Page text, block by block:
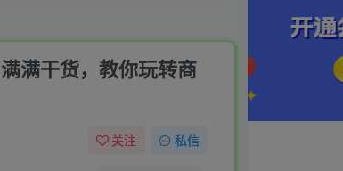
满干货，教你玩转商
关注 私信